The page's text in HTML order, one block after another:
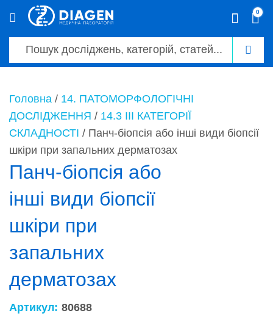
0
Головна / 14. ПАТОМОРФОЛОГІЧНІ
ДОСЛІДЖЕННЯ / 14.3 ІІІ КАТЕГОРІЇ
СКЛАДНОСТІ / Панч-біопсія або інші види біопсії
шкіри при запальних дерматозах
Панч-біопсія або
інші види біопсії
шкіри при
запальних
дерматозах
Артикул: 80688